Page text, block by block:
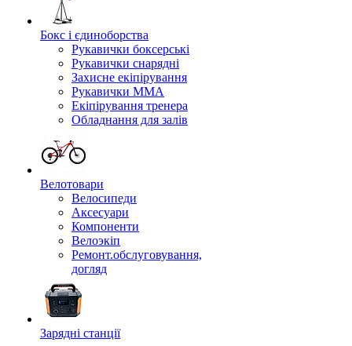
Бокс і єдиноборства
Рукавички боксерські
Рукавички снарядні
Захисне екіпірування
Рукавички ММА
Екіпірування тренера
Обладнання для залів
Велотовари
Велосипеди
Аксесуари
Компоненти
Велоэкіп
Ремонт.обслуговування,
догляд
Зарядні станції